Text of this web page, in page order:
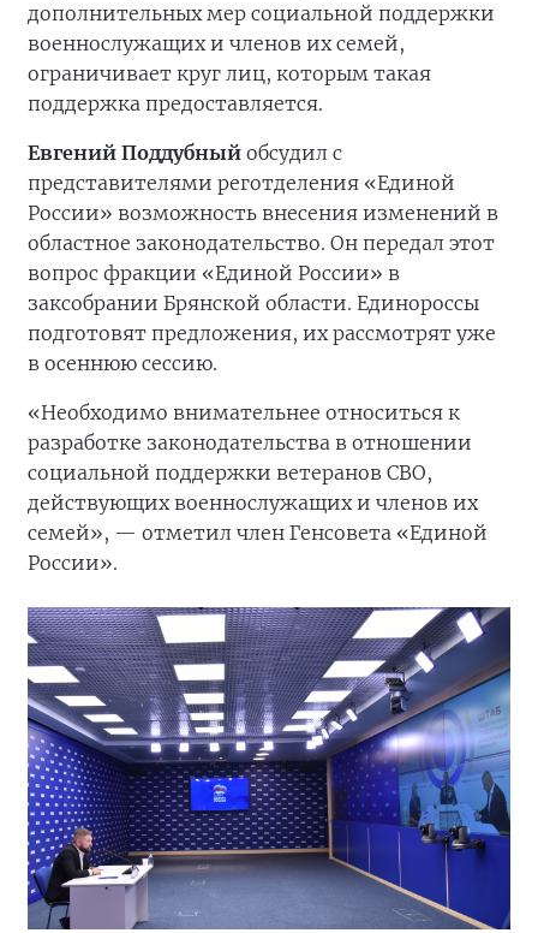
дополнительных мер социальной поддержки
военнослужащих и членов их семей,
ограничивает круг лиц, которым такая
поддержка предоставляется.
Евгений Поддубный обсудил с
представителями реготделения «Единой
России» возможность внесения изменений в
областное законодательство. Он передал этот
вопрос фракции «Единой России» в
заксобрании Брянской области. Единороссы
подготовят предложения, их рассмотрят уже
в осеннюю сессию.
«Необходимо внимательнее относиться к
разработке законодательства в отношении
социальной поддержки ветеранов СВО,
действующих военнослужащих и членов их
семей», — отметил член Генсовета «Единой
России».